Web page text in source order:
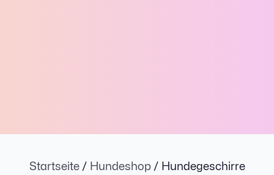
Startseite/ Hundeshop/ Hundegeschirre